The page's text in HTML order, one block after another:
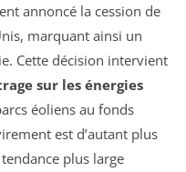
annoncé la cession de
marquant ainsi un
Cette décision intervient
sur les énergies
éoliens au fonds
est d’autant plus
plus large